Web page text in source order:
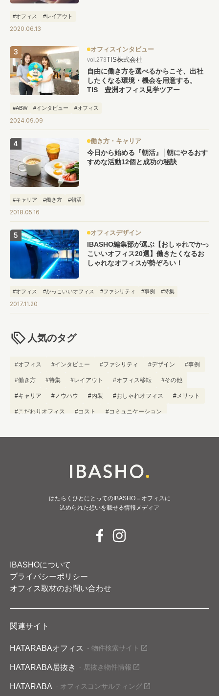
#オフィス #レイアウト
2020.06.13
オフィスインタビュー
vol.273TIS株式会社
自由に働き方を選べるからこそ、出社
したくなる環境・機会を用意する。
TIS 豊洲オフィス見学ツアー
#ABW #インタビュー #オフィス
2024.09.09
働き方・キャリア
今日から始める『朝活』│朝にやるおす
すめな活動12個と成功の秘訣
#キャリア #働き方 #朝活
2018.05.16
オフィスデザイン
IBASHO編集部が選ぶ【おしゃれでかっ
こいいオフィス20選】働きたくなるお
しゃれなオフィスが勢ぞろい！
#オフィス #かっこいいオフィス #ファシリティ #事例 #特集
2017.11.20
人気のタグ
#オフィス #インタビュー #ファシリティ #デザイン #事例
#働き方 #特集 #レイアウト #オフィス移転 #その他
#キャリア #ノウハウ #内装 #おしゃれオフィス #メリット
#こだわりオフィス #コスト #コミュニケーション
はたらくひとにとってのIBASHO＝オフィスに
込められた想いを載せる情報メディア
IBASHOについて
プライバシーポリシー
オフィス取材のお問い合わせ
関連サイト
HATARABAオフィス - 物件検索サイト
HATARABA居抜き - 居抜き物件情報
HATARABA - オフィスコンサルティング